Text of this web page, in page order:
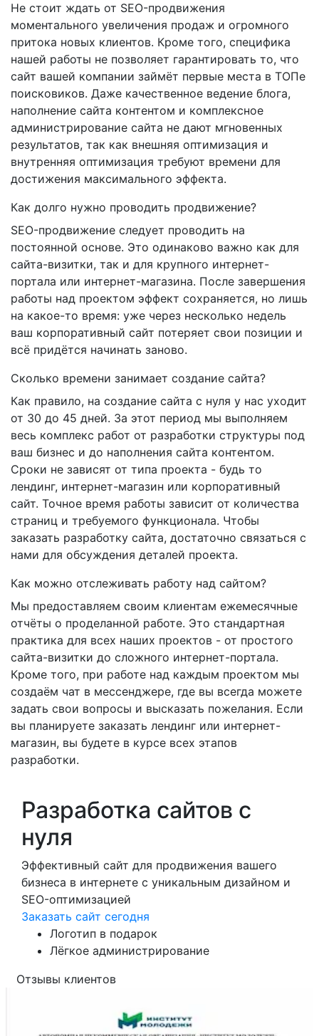
Не стоит ждать от SEO-продвижения
моментального увеличения продаж и огромного
притока новых клиентов. Кроме того, специфика
нашей работы не позволяет гарантировать то, что
сайт вашей компании займёт первые места в ТОПе
поисковиков. Даже качественное ведение блога,
наполнение сайта контентом и комплексное
администрирование сайта не дают мгновенных
результатов, так как внешняя оптимизация и
внутренняя оптимизация требуют времени для
достижения максимального эффекта.
Как долго нужно проводить продвижение?
SEO-продвижение следует проводить на
постоянной основе. Это одинаково важно как для
сайта-визитки, так и для крупного интернет-
портала или интернет-магазина. После завершения
работы над проектом эффект сохраняется, но лишь
на какое-то время: уже через несколько недель
ваш корпоративный сайт потеряет свои позиции и
всё придётся начинать заново.
Сколько времени занимает создание сайта?
Как правило, на создание сайта с нуля у нас уходит
от 30 до 45 дней. За этот период мы выполняем
весь комплекс работ от разработки структуры под
ваш бизнес и до наполнения сайта контентом.
Сроки не зависят от типа проекта - будь то
лендинг, интернет-магазин или корпоративный
сайт. Точное время работы зависит от количества
страниц и требуемого функционала. Чтобы
заказать разработку сайта, достаточно связаться с
нами для обсуждения деталей проекта.
Как можно отслеживать работу над сайтом?
Мы предоставляем своим клиентам ежемесячные
отчёты о проделанной работе. Это стандартная
практика для всех наших проектов - от простого
сайта-визитки до сложного интернет-портала.
Кроме того, при работе над каждым проектом мы
создаём чат в мессенджере, где вы всегда можете
задать свои вопросы и высказать пожелания. Если
вы планируете заказать лендинг или интернет-
магазин, вы будете в курсе всех этапов
разработки.
Разработка сайтов с
нуля
Эффективный сайт для продвижения вашего
бизнеса в интернете с уникальным дизайном и
SEO-оптимизацией
Заказать сайт сегодня
Логотип в подарок
Лёгкое администрирование
Отзывы клиентов